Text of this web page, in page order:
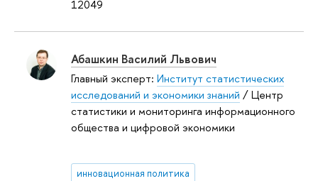
12049
Абашкин Василий Львович
Главный эксперт: Институт статистических
исследований и экономики знаний / Центр
статистики и мониторинга информационного
общества и цифровой экономики
инновационная политика